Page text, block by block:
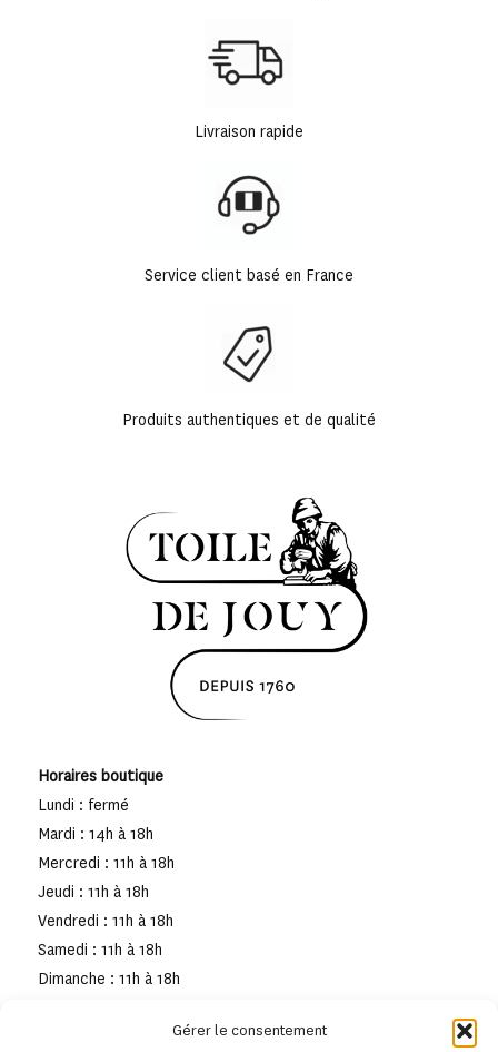
Gérer le consentement
Livraison rapide
Service client basé en France
Produits authentiques et de qualité
Horaires boutique
Lundi : fermé
Mardi : 14h à 18h
Mercredi : 11h à 18h
Jeudi : 11h à 18h
Vendredi : 11h à 18h
Samedi : 11h à 18h
Dimanche : 11h à 18h